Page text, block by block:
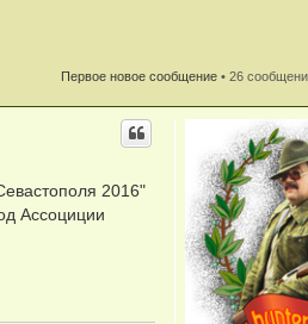
Первое новое сообщение • 26
2016"
Ассоциции